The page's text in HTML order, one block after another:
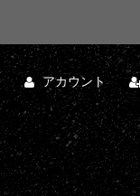
アカウント